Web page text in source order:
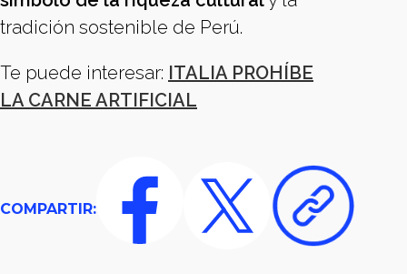
tradición sostenible de Perú.
Te puede interesar: ITALIA PROHÍBE
LA CARNE ARTIFICIAL
COMPARTIR: